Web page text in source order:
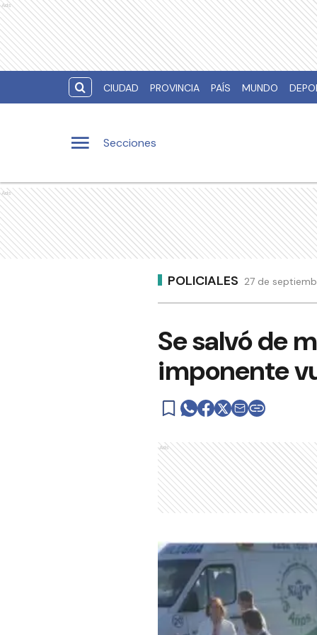
Ads
CIUDAD PROVINCIA PAÍS MUNDO
Secciones
Ads
POLICIALES 27 de
Se salvó de
imponente
Ads